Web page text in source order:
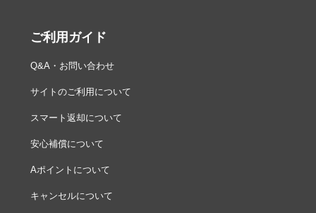
ご利用ガイド
Q&A・お問い合わせ
サイトのご利用について
スマート返却について
安心補償について
Aポイントについて
キャンセルについて